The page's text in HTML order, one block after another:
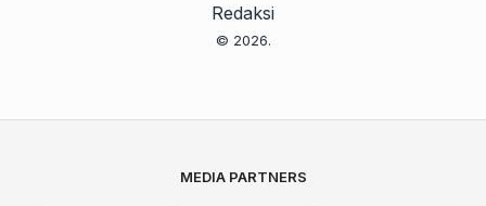
Redaksi
© 2026.
MEDIA PARTNERS